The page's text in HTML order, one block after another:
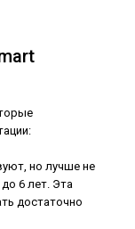
но лучше не
6 лет. Эта
достаточно